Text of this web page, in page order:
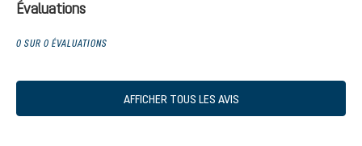
Évaluations
0 SUR 0 ÉVALUATIONS
AFFICHER TOUS LES AVIS